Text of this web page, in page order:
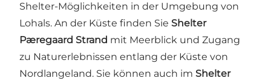
Shelter-Möglichkeiten in der Umgebung von
Lohals. An der Küste finden Sie Shelter
Pæregaard Strand mit Meerblick und Zugang
zu Naturerlebnissen entlang der Küste von
Nordlangeland. Sie können auch im Shelter